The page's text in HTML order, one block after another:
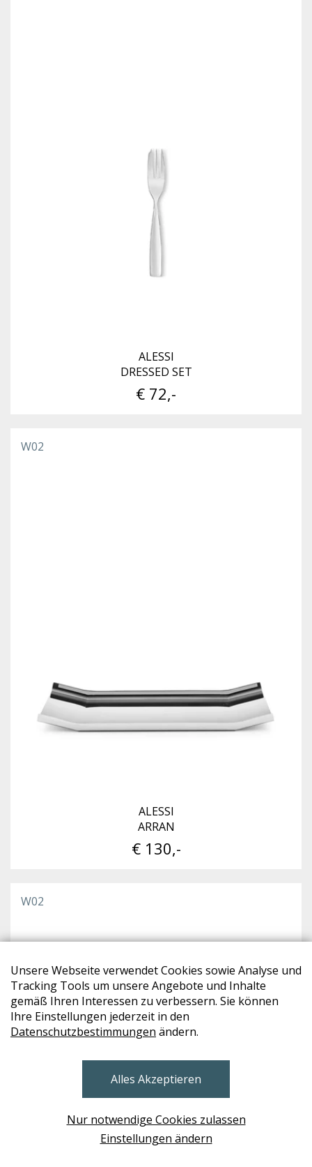
Unsere Webseite verwendet Cookies sowie Analyse und
Tracking Tools um unsere Angebote und Inhalte
gemäß Ihren Interessen zu verbessern. Sie können
Ihre Einstellungen jederzeit in den
Datenschutzbestimmungen ändern.
Alles Akzeptieren
Nur notwendige Cookies zulassen
Einstellungen ändern
ALESSI
DRESSED SET
€ 72,-
W02
ALESSI
ARRAN
€ 130,-
W02